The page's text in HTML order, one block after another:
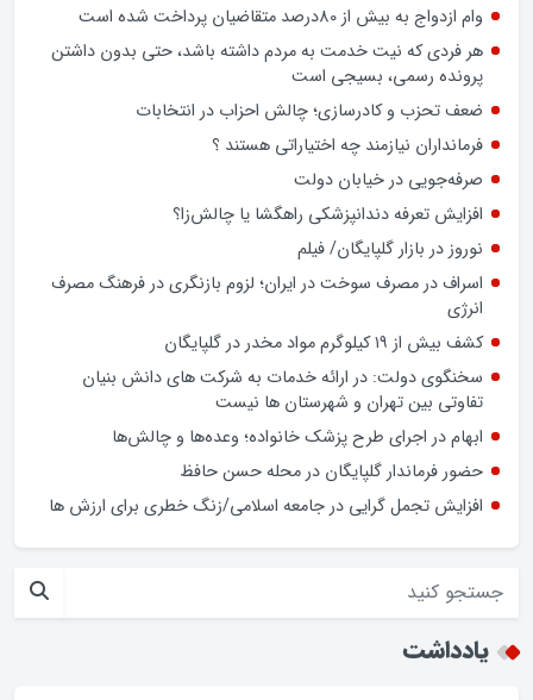
وام ازدواج به بیش از 80درصد متقاضیان پرداخت شده است
هر فردی که نیت خدمت به مردم داشته باشد، حتی بدون داشتن
پرونده رسمی، بسیجی است
ضعف تحزب و کادرسازی؛ چالش احزاب در انتخابات
فرمانداران نیازمند چه اختیاراتی هستند ؟
صرفه‌جویی در خیابان دولت
افزایش تعرفه دندانپزشکی راهگشا یا چالش‌زا؟
نوروز در بازار گلپایگان/ فیلم
اسراف در مصرف سوخت در ایران؛ لزوم بازنگری در فرهنگ مصرف
انرژی
کشف بیش از ۱۹ کیلوگرم مواد مخدر در گلپایگان
سخنگوی دولت: در ارائه خدمات به شرکت های دانش بنیان
تفاوتی بین تهران و شهرستان ها نیست
ابهام در اجرای طرح پزشک خانواده؛ وعده‌ها و چالش‌ها
حضور فرماندار گلپایگان در محله حسن حافظ
افزایش تجمل گرایی در جامعه اسلامی/زنگ خطری برای ارزش ها
یادداشت